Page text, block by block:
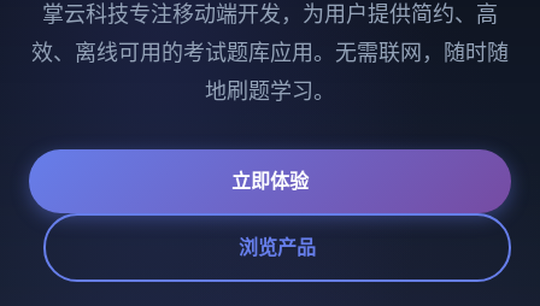
掌云科技专注移动端开发，为用户提供简约、高
效、离线可用的考试题库应用。无需联网，随时随
地刷题学习。
立即体验
浏览产品